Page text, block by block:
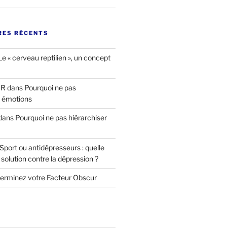
RÉCENTS
« cerveau reptilien », un concept
dans Pourquoi ne pas
émotions
Pourquoi ne pas hiérarchiser
Sport ou antidépresseurs : quelle
contre la dépression ?
votre Facteur Obscur